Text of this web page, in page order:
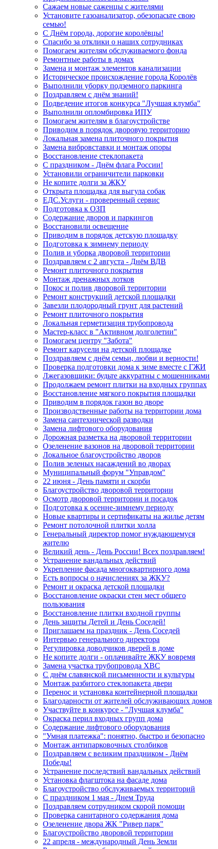
Сажаем новые саженцы с жителями
Установите газоанализатор, обезопасьте свою
семью!
С Днём города, дорогие королёвцы!
Спасибо за отклики о наших сотрудниках
Помогаем жителям обслуживаемого фонда
Ремонтные работы в домах
Замена и монтаж элементов канализации
Историческое происхождение города Королёв
Выполнили уборку подземного паркинга
Поздравляем с днём знаний!
Подведение итогов конкурса "Лучшая клумба"
Выполнили опломбировка ИПУ
Помогаем жителям в благоустройстве
Приводим в порядок дворовую территорию
Локальная замена плиточного покрытия
Замена вибровставки и монтаж опоры
Восстановление стеклопакета
С праздником - Днём флага России!
Установили ограничители парковки
Не копите долги за ЖКУ
Открыта площадка для выгула собак
ЕДС.Услуги - проверенный сервис
Подготовка к ОЗП
Содержание дворов и паркингов
Восстановили освещение
Приводим в порядок детскую площадку
Подготовка к зимнему периоду
Полив и уборка дворовой территории
Поздравляем с 2 августа - Днём ВДВ
Ремонт плиточного покрытия
Монтаж дренажных лотков
Покос и полив дворовой территории
Ремонт конструкций детской площадки
Завезли плодородный грунт для растений
Ремонт плиточного покрытия
Локальная герметизация трубопровода
Мастер-класс в "Активном долголетии"
Помогаем центру "Забота"
Ремонт карусели на детской площадке
Поздравляем с днём семьи, любви и верности!
Проверка подготовки дома к зиме вместе с ГЖИ
Лжегазовщики: будьте аккуратны с мошенниками
Продолжаем ремонт плитки на входных группах
Восстановление мягкого покрытия площадки
Приводим в порядок газон во дворе
Производственные работы на территории дома
Замена сантехнической разводки
Замена лифтового оборудования
Дорожная разметка на дворовой территории
Озеленение вазонов на дворовой территории
Локальное благоустройство дворов
Полив зеленых насаждений во дворах
Муниципальный форум "Управдом"
22 июня - День памяти и скорби
Благоустройство дворовой территории
Осмотр дворовой территории и посадок
Подготовка к осенне-зимнему периоду
Новые квартиры и сертификаты на жилье детям
Ремонт потолочной плитки холла
Генеральный директор помог нуждающемуся
жителю
Великий день - День России! Всех поздравляем!
Устранение вандальных действий
Укрепление фасада многоквартирного дома
Есть вопросы о начислениях за ЖКУ?
Ремонт и окраска детской площадки
Восстановление окраски стен мест общего
пользования
Восстановление плитки входной группы
День защиты Детей и День Соседей!
Приглашаем на праздник - День Соседей
Интервью генерального директора
Регулировка доводчиков дверей в доме
Не копите долги - оплачивайте ЖКУ вовремя
Замена участка трубопровода ХВС
С днём славянской письменности и культуры
Монтаж разбитого стеклопакета двери
Перенос и установка контейнерной площадки
Благодарности от жителей обслуживающих домов
Участвуйте в конкурсе - "Лучшая клумба"
Окраска перил входных групп дома
Содержание лифтового оборудования
"Умная платежка": понятно, быстро и безопасно
Монтаж антипарковочных столбиков
Поздравляем с великим праздником - Днём
Победы!
Устранение последствий вандальных действий
Установка флагштока на фасаде дома
Благоустройство обслуживаемых территорий
С праздником 1 мая - Днем Труда
Поздравляем сотрудником скорой помощи
Проверка санитарного содержания дома
Озеленение двора ЖК "Ривер парк"
Благоустройство дворовой территории
22 апреля - международный День Земли